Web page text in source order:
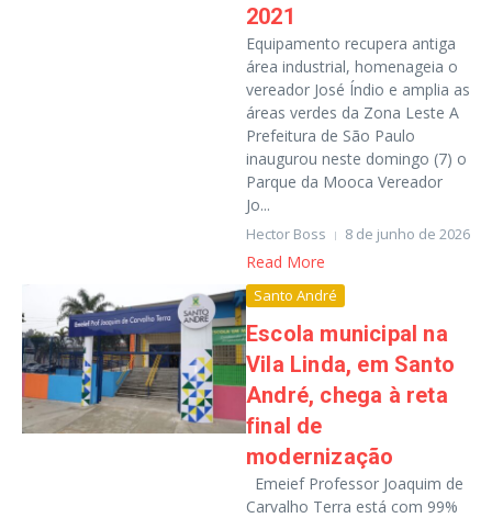
2021
Equipamento recupera antiga
área industrial, homenageia o
vereador José Índio e amplia as
áreas verdes da Zona Leste A
Prefeitura de São Paulo
inaugurou neste domingo (7) o
Parque da Mooca Vereador
Jo...
Hector Boss 8 de junho de 2026
Read More
Santo André
Escola municipal na
Vila Linda, em Santo
André, chega à reta
final de
modernização
Emeief Professor Joaquim de
Carvalho Terra está com 99%